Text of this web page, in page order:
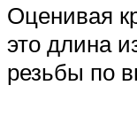
Оценивая
это длина
резьбы по